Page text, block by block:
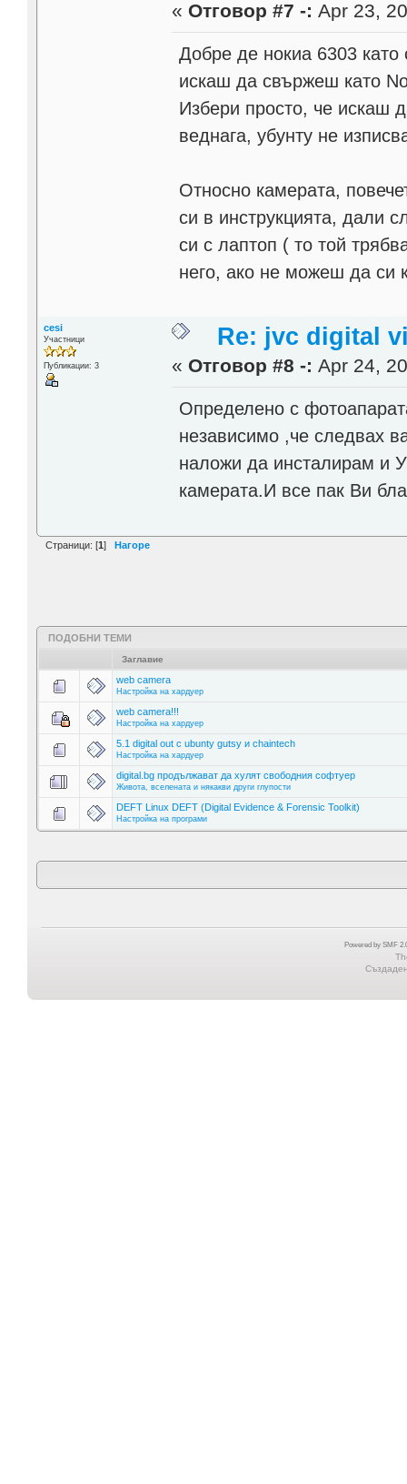
« Отговор #7 -: Apr 23,
Добре де нокиа 6303
искаш да свържеш като
Избери просто, че искаш
веднага, убунту не
Oтносно камерата,
си в инструкцията, дали
си с лаптоп ( то той
него, ако не можеш да си
cesi
Участници
Публикации: 3
Re: jvc digital
« Отговор #8 -: Apr 24,
Определено с
независимо ,че следвах
наложи да инсталирам и
камерата.И все пак Ви
Страници: [1 ] Нагоре
ПОДОБНИ ТЕМИ
Заглавие
web camera
Настройка на хардуер
web camera!!!
Настройка на хардуер
5.1 digital out с ubunty gutsy и chaintech
Настройка на хардуер
digital.bg продължават да хулят свободния софтуер
Живота, вселената и някакви други глупости
DEFT Linux DEFT (Digital Evidence & Forensic Toolkit)
Настройка на програми
Powered by SMF